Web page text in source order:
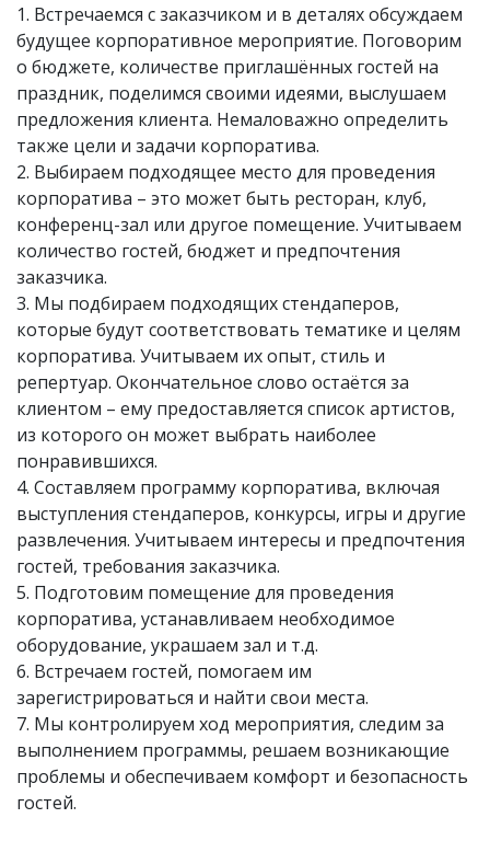
1. Встречаемся с заказчиком и в деталях обсуждаем
будущее корпоративное мероприятие. Поговорим
о бюджете, количестве приглашённых гостей на
праздник, поделимся своими идеями, выслушаем
предложения клиента. Немаловажно определить
также цели и задачи корпоратива.
2. Выбираем подходящее место для проведения
корпоратива – это может быть ресторан, клуб,
конференц-зал или другое помещение. Учитываем
количество гостей, бюджет и предпочтения
заказчика.
3. Мы подбираем подходящих стендаперов,
которые будут соответствовать тематике и целям
корпоратива. Учитываем их опыт, стиль и
репертуар. Окончательное слово остаётся за
клиентом – ему предоставляется список артистов,
из которого он может выбрать наиболее
понравившихся.
4. Составляем программу корпоратива, включая
выступления стендаперов, конкурсы, игры и другие
развлечения. Учитываем интересы и предпочтения
гостей, требования заказчика.
5. Подготовим помещение для проведения
корпоратива, устанавливаем необходимое
оборудование, украшаем зал и т.д.
6. Встречаем гостей, помогаем им
зарегистрироваться и найти свои места.
7. Мы контролируем ход мероприятия, следим за
выполнением программы, решаем возникающие
проблемы и обеспечиваем комфорт и безопасность
гостей.